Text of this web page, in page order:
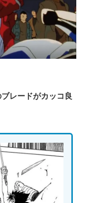
レードがカッコ良